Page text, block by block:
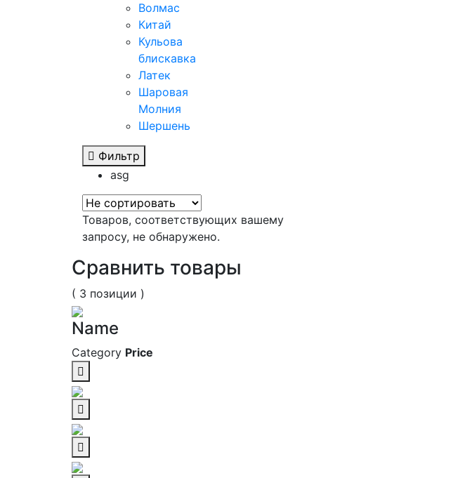
Волмас
Китай
Кульова
блискавка
Латек
Шаровая
Молния
Шершень
Фильтр
asg
Товаров, соответствующих вашему
запросу, не обнаружено.
Сравнить товары
( 3 позиции )
Name
Category Price